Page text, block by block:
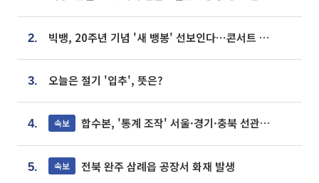
2. 빅뱅, 20주년 기념 '새 뱅봉' 선보인다⋯콘서트 앞두고 팝업 개최
3. 오늘은 절기 '입추', 뜻은?
4. 속보 합수본, '통계 조작' 서울·경기·충북 선관위 등 추가 압수수색
5. 속보 전북 완주 삼례읍 공장서 화재 발생